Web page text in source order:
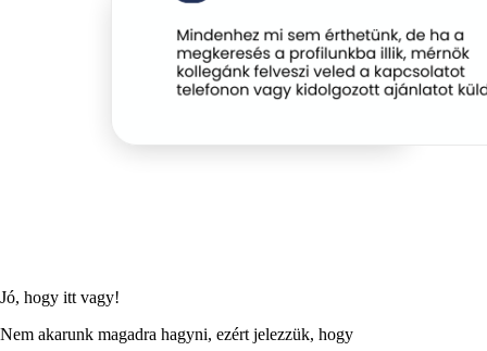
Jó, hogy itt vagy!
Nem akarunk magadra hagyni, ezért jelezzük, hogy